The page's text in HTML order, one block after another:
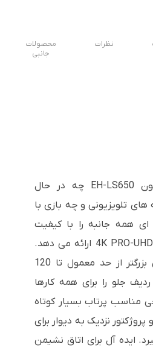
نظرات
محصولات
جانبی
ویدئو پروژکتور اپسون EH-LS650 چه در حال
های تلویزیونی و چه بازی با
ای همه جانبه را با کیفیت
تصویر شگفت انگیز 4K PRO-UHD ارائه می دهد.
اندازه صفحه نمایش بزرگتر از حد معمول تا 120
جلو را برای همه کارها
مناسب پرتاب بسیار کوتاه
نزدیک به دیوار برای
ایده آل برای اتاق نشیمن